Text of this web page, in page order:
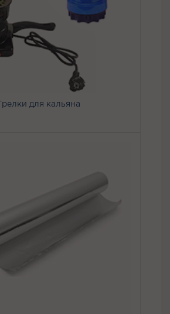
Грелки для кальяна